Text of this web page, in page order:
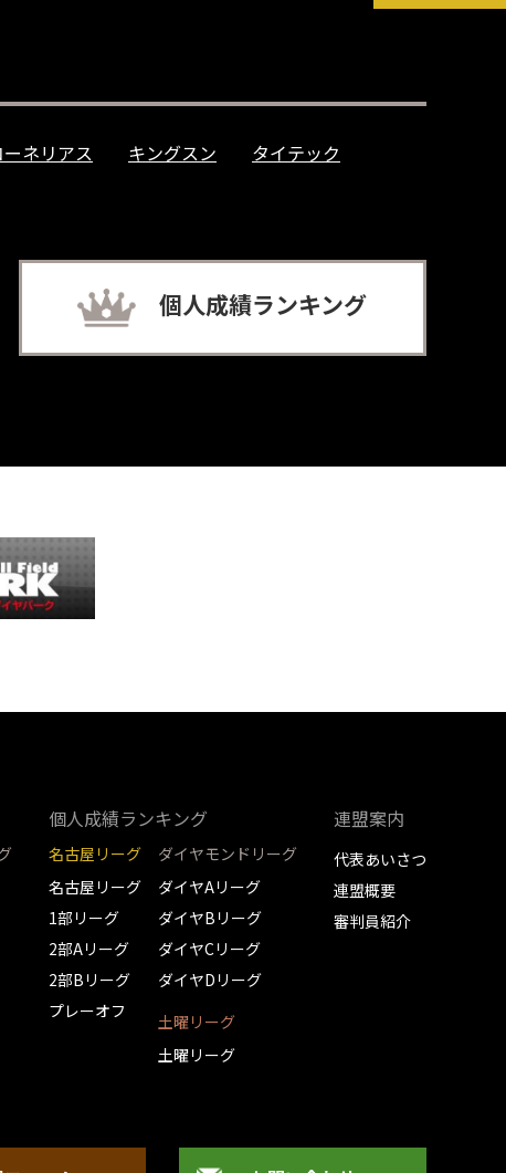
ーネリアス キングスン
タイテック
個人成績ランキング
個人成績ランキング
名古屋リーグ
名古屋リーグ
1部リーグ
2部Aリーグ
2部Bリーグ
プレーオフ
ダイヤモンドリーグ
ダイヤAリーグ
ダイヤBリーグ
ダイヤCリーグ
ダイヤDリーグ
土曜リーグ
土曜リーグ
連盟案内
代表あいさつ
連盟概要
審判員紹介